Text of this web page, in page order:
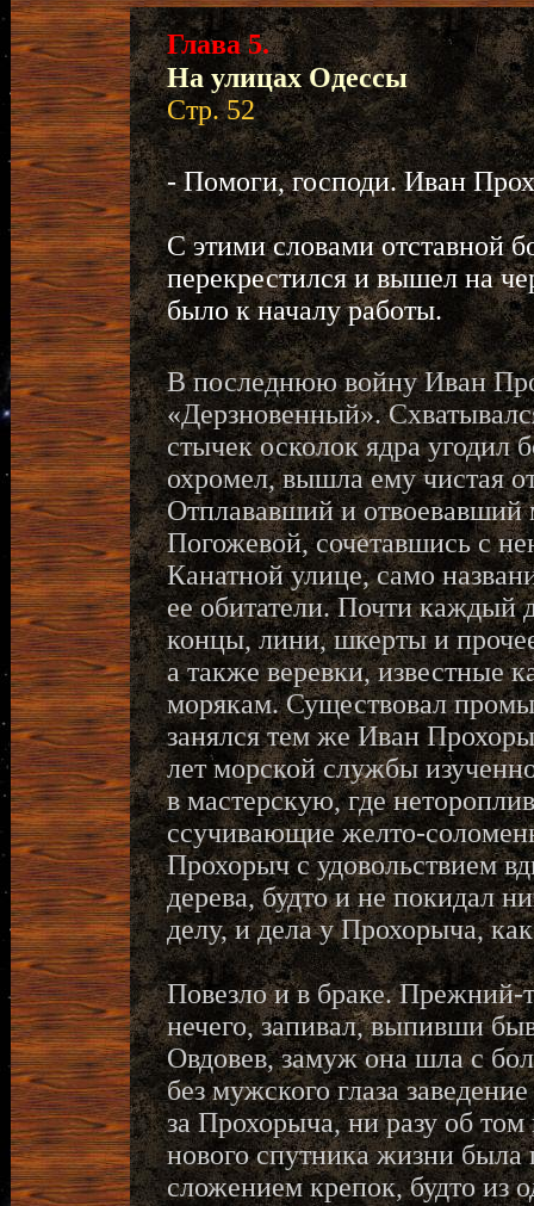
Глава 5.
На улицах Одессы
Стр. 52
- Помоги, господи. Иван
С этими словами отставной
перекрестился и вышел на
было к началу работы.
В последнюю войну Иван
«Дерзновенный».
стычек осколок ядра угодил
охромел, вышла ему чистая
Отплававший и отвоевавший
Погожевой, сочетавшись с
Канатной улице, само
ее обитатели. Почти каждый
концы, лини, шкерты и
а также веревки, известные
морякам. Существовал
занялся тем же Иван
лет морской службы
в мастерскую, где
ссучивающие желто-
Прохорыч с удовольствием
дерева, будто и не покидал
делу, и дела у Прохорыча,
Повезло и в браке.
нечего, запивал, выпивши
Овдовев, замуж она шла с
без мужского глаза
за Прохорыча, ни разу об
нового спутника жизни была
сложением крепок, будто из